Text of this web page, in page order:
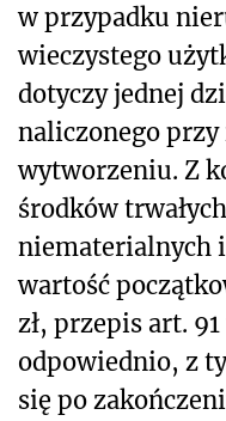
w przypadku
wieczystego
dotyczy jednej
naliczonego
wytworzeniu. Z
środków
niematerialnych
wartość
zł, przepis art.
odpowiednio, z
się po